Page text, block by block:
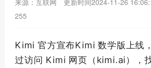
来源：互联网 更新时间2024-11-26
255
Kimi 官方宣布Kimi 数学版上线
过访问 Kimi 网页（kimi.ai），